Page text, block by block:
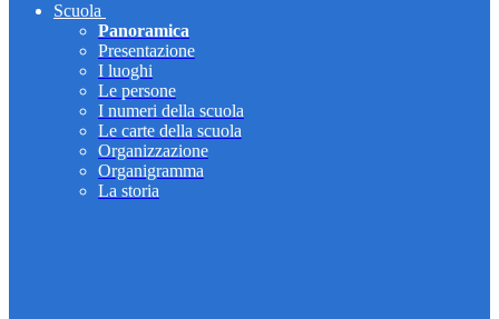
Scuola
Panoramica
Presentazione
I luoghi
Le persone
I numeri della scuola
Le carte della scuola
Organizzazione
Organigramma
La storia